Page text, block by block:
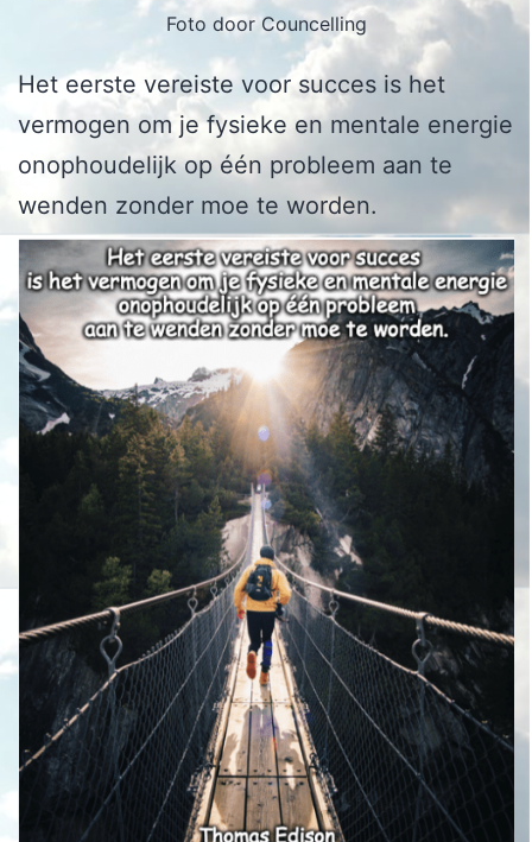
Foto door Councelling
Het eerste vereiste voor succes is het
vermogen om je fysieke en mentale energie
onophoudelijk op één probleem aan te
wenden zonder moe te worden.